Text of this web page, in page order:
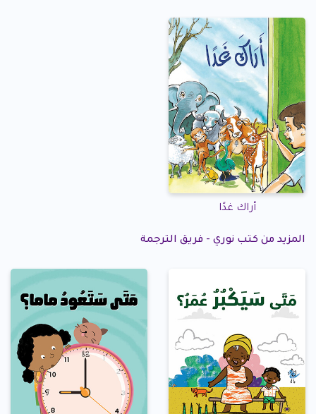
أراك غدًا
المزيد من كتب نوري - فريق الترجمة